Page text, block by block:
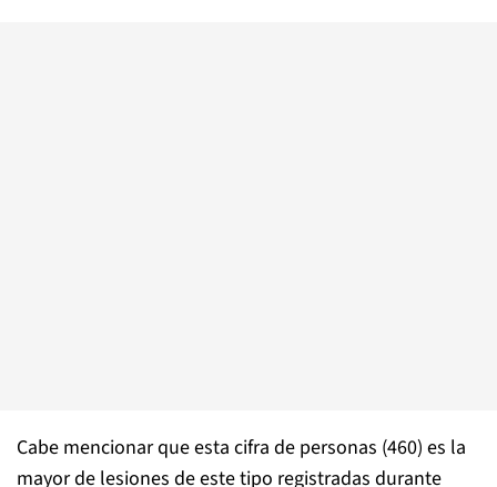
Cabe mencionar que esta cifra de personas (460) es la
mayor de lesiones de este tipo registradas durante